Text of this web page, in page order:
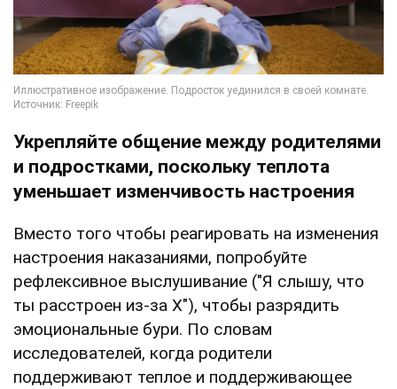
Укрепляйте общение между родителями
и подростками, поскольку теплота
уменьшает изменчивость настроения
Вместо того чтобы реагировать на изменения
настроения наказаниями, попробуйте
рефлексивное выслушивание ("Я слышу, что
ты расстроен из-за X"), чтобы разрядить
эмоциональные бури. По словам
исследователей, когда родители
поддерживают теплое и поддерживающее